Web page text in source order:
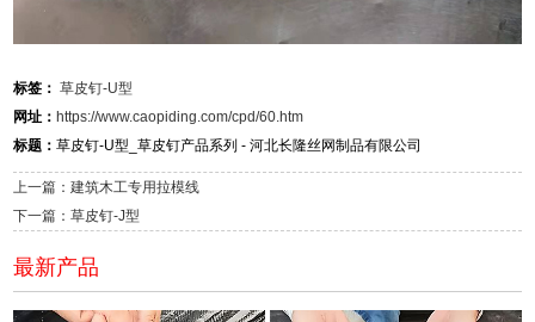
标签： 草皮钉-U型
网址：https://www.caopiding.com/cpd/60.htm
标题：草皮钉-U型_草皮钉产品系列 - 河北长隆丝网制品有限公司
上一篇：建筑木工专用拉模线
下一篇：草皮钉-J型
最新产品